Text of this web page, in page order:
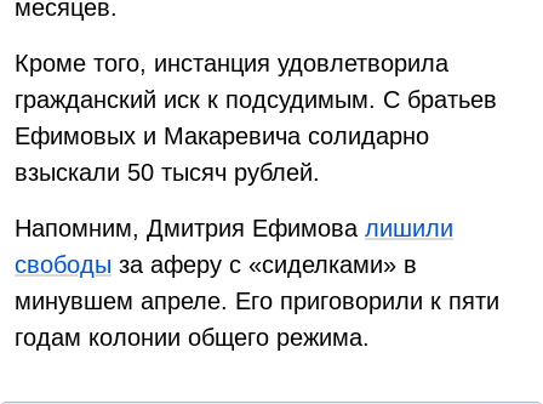
месяцев.
Кроме того, инстанция удовлетворила
гражданский иск к подсудимым. С братьев
Ефимовых и Макаревича солидарно
взыскали 50 тысяч рублей.
Напомним, Дмитрия Ефимова лишили
свободы за аферу с «сиделками» в
минувшем апреле. Его приговорили к пяти
годам колонии общего режима.